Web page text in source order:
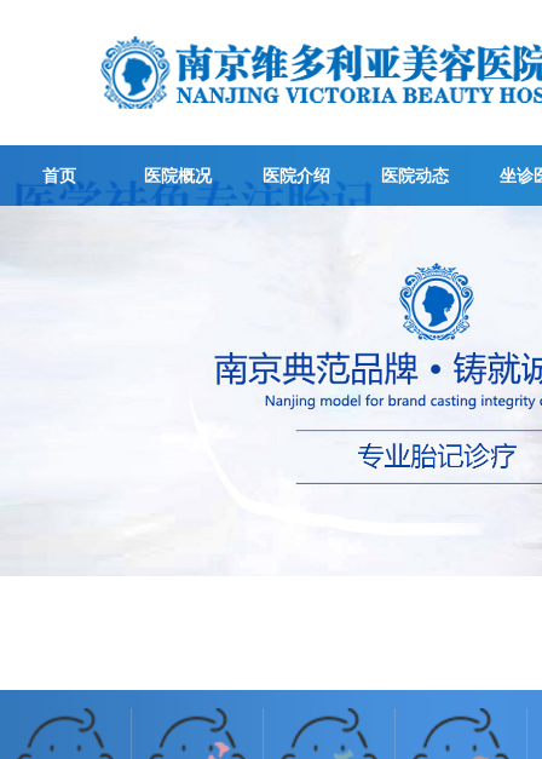
首页 医院概况 医院介绍 医院动态 坐诊